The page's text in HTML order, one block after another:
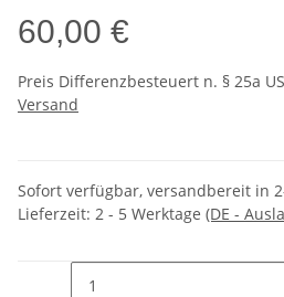
60,00 €
Preis Differenzbesteuert n. § 25a
Versand
Sofort verfügbar, versandbereit in
Lieferzeit: 2 - 5 Werktage (DE -